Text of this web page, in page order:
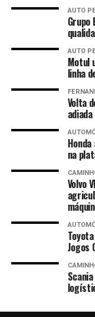
AUTO
Grupo
AUTO
Motul
linha
Volta
adiada
na
Volvo
Jogos